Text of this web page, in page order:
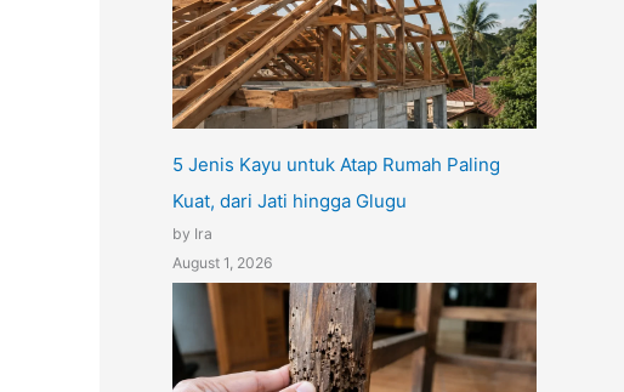
5 Jenis Kayu untuk Atap Rumah Paling
Kuat, dari Jati hingga Glugu
by Ira
August 1, 2026